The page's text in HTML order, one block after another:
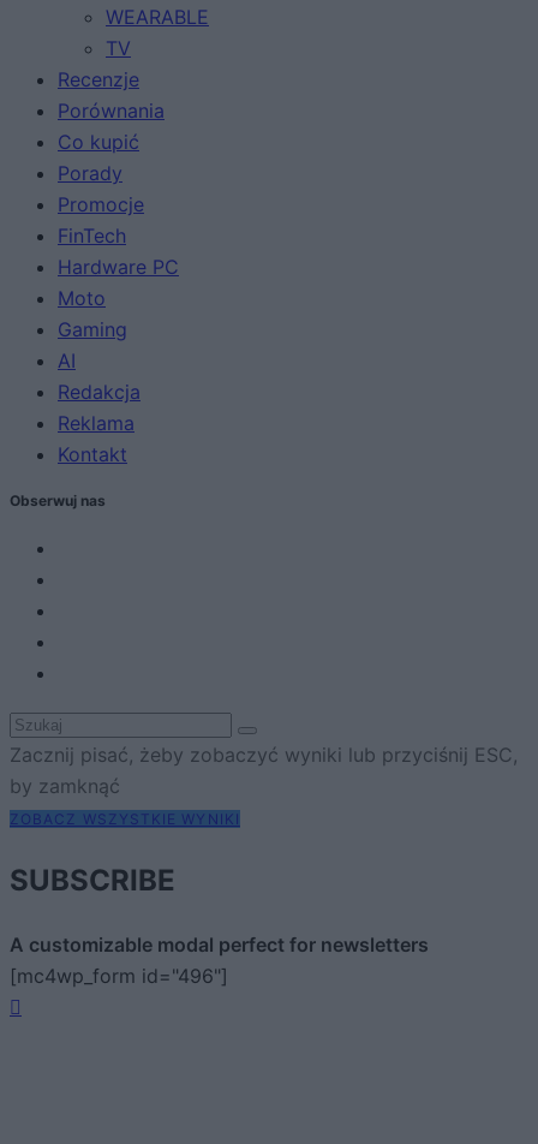
WEARABLE
TV
Recenzje
Porównania
Co kupić
Porady
Promocje
FinTech
Hardware PC
Moto
Gaming
AI
Redakcja
Reklama
Kontakt
Obserwuj nas
Zacznij pisać, żeby zobaczyć wyniki lub przyciśnij ESC,
by zamknąć
ZOBACZ WSZYSTKIE WYNIKI
SUBSCRIBE
A customizable modal perfect for newsletters
[mc4wp_form id="496"]